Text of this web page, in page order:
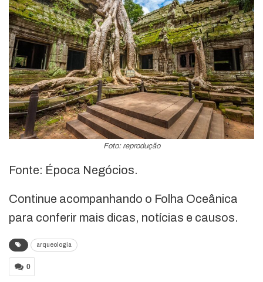
Foto: reprodução
Fonte: Época Negócios.
Continue acompanhando o Folha Oceânica
para conferir mais dicas, notícias e causos.
arqueologia
0